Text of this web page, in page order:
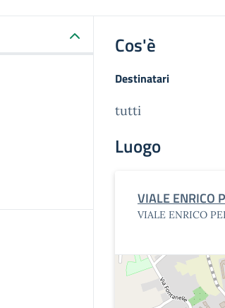
Cos'è
Destinatari
tutti
Luogo
VIALE ENRICO
VIALE ENRICO